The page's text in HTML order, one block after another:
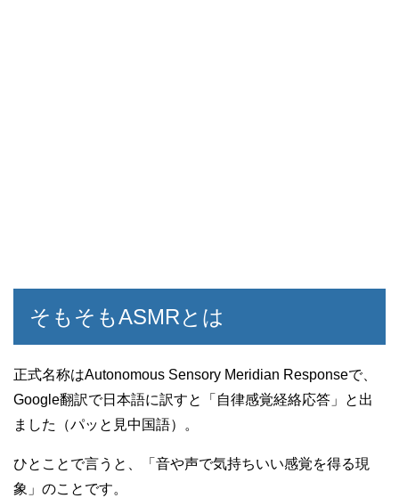
そもそもASMRとは
正式名称はAutonomous Sensory Meridian Responseで、
Google翻訳で日本語に訳すと「自律感覚経絡応答」と出
ました（パッと見中国語）。
ひとことで言うと、「音や声で気持ちいい感覚を得る現
象」のことです。